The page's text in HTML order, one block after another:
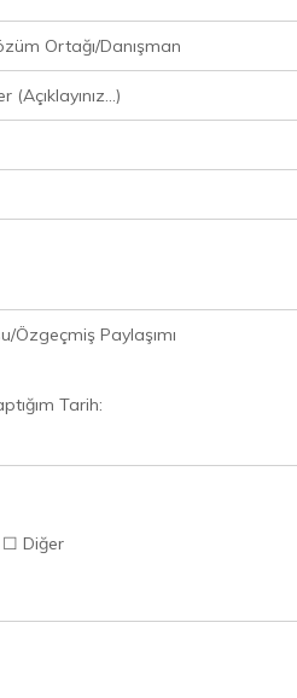
Ortağı/Danışman
(Açıklayınız…)
Özgeçmiş Paylaşımı
Tarih:
☐ Diğer